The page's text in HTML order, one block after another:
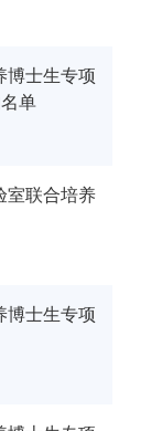
博士生专项
单
室联合培养
博士生专项